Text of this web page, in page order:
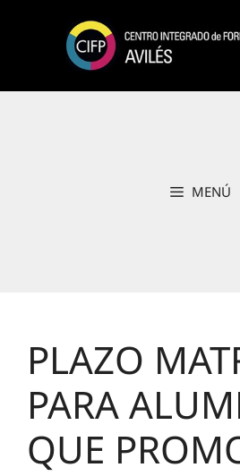
contenido
MENÚ
PLAZO
PARA
QUE